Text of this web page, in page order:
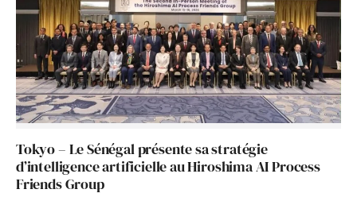
Tokyo – Le Sénégal présente sa stratégie
d’intelligence artificielle au Hiroshima AI Process
Friends Group